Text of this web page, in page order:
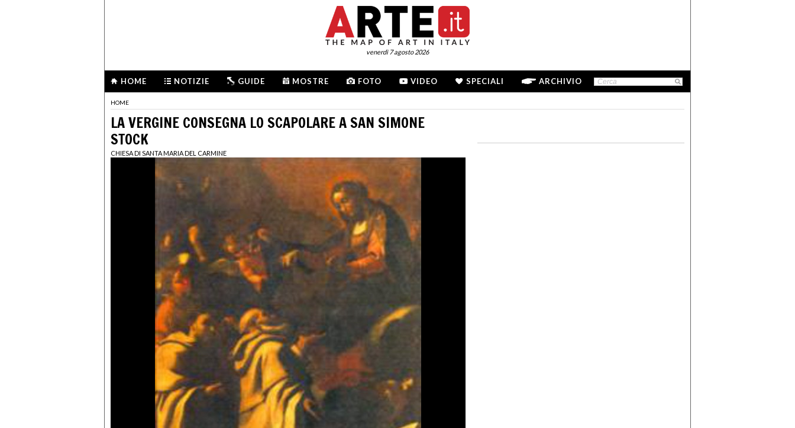
venerdì 7 agosto 2026
HOME NOTIZIE GUIDE MOSTRE FOTO VIDEO SPECIALI ARCHIVIO
HOME
LA VERGINE CONSEGNA LO SCAPOLARE A SAN SIMONE
STOCK
CHIESA DI SANTA MARIA DEL CARMINE